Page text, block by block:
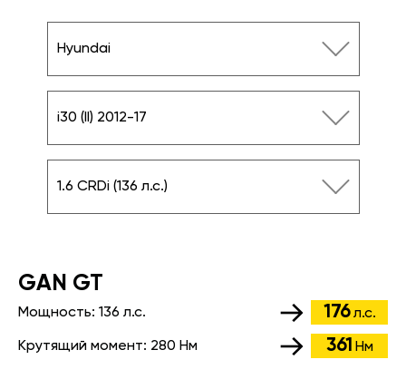
Hyundai
i30 (II) 2012-17
1.6 CRDi (136 л.с.)
GАN GT
Мощность: 136 л.с. 176 л.с.
Крутящий момент: 280 Нм 361 Нм